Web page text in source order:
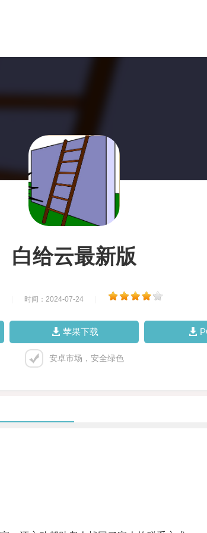
白给云最新版
时间：2024-07-24
苹果下载
安卓市场，安全绿色